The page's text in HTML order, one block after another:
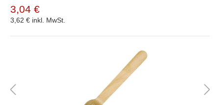
3,04 €
3,62 € inkl. MwSt.